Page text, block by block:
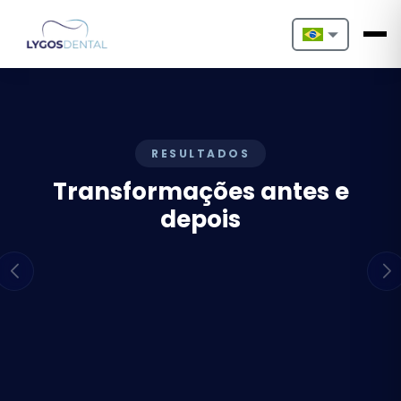
Nederlands
Deutsch
RESULTADOS
Transformações antes e
depois